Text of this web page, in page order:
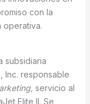
con la
operativa.
subsidiaria
Inc. responsable
servicio al
Elite II. Se